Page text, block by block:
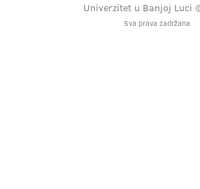
Univerzitet u Banjoj Luci
Sva prava zadržana